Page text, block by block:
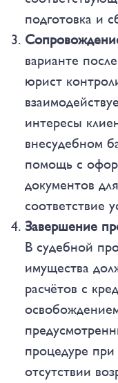
подготовка и
варианте
юрист
интересы
внесудебном
помощь с
документов
соответствие
Завершение
В судебной
имущества
расчётов с
процедуре
отсутствии